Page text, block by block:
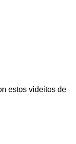
estos videitos de